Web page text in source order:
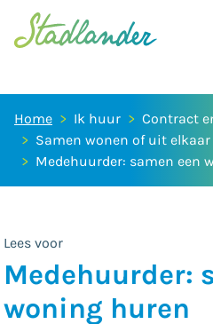
Home Ik huur
Contract
Samen wonen of uit elkaar
Medehuurder: samen een
Lees voor
Medehuurder:
woning huren